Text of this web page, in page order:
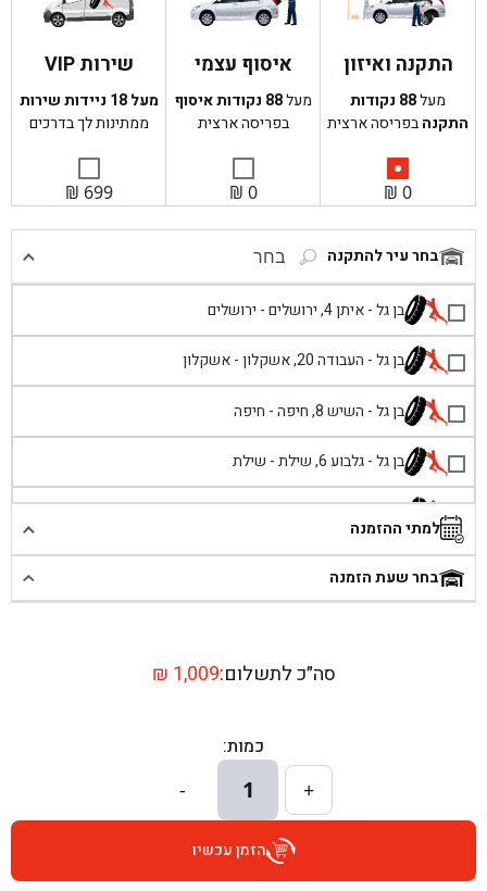
התקנה ואיזון
מעל88 נקודות
התקנהבפריסה ארצית
₪ 0
איסוף עצמי
מעל88 נקודות איסוף
בפריסה ארצית
₪ 0
שירות VIP
מעל 18 ניידות שירות
ממתינות לך בדרכים
₪ 699
בחר עיר להתקנה בחר
בן גל - איתן 4, ירושלים - ירושלים
בן גל - העבודה 20, אשקלון - אשקלון
בן גל - השיש 8, חיפה - חיפה
בן גל - גלבוע 6, שילת - שילת
בן גל - פוריידיס, כניסה צפונית מול כביש 4 - פרדיס
בן גל - שכונת אזור תעשייה זעירה, עיילבון - עיילבון
בן גל - דרך השבעה 20, אזור - אזור
בן גל - הרצל 6, גדרה - גדרה
בן גל - שדרות דוד בן גוריון 8, באר שבע - באר שבע
למתי ההזמנה
בחר שעת הזמנה
סה״כ לתשלום: ₪ 1,009
כמות:
+
1
-
הזמן עכשיו